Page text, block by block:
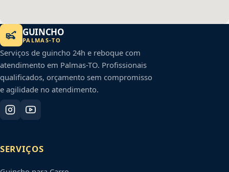
GUINCHO
PALMAS-TO
Serviços de guincho 24h e reboque com
atendimento em Palmas-TO. Profissionais
qualificados, orçamento sem compromisso
e agilidade no atendimento.
SERVIÇOS